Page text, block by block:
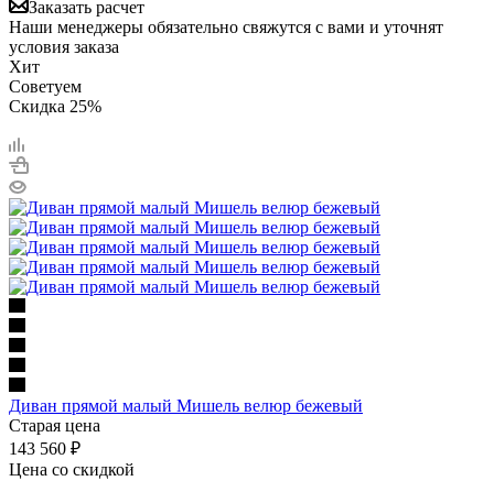
Заказать расчет
Наши менеджеры обязательно свяжутся с вами и уточнят
условия заказа
Хит
Советуем
Скидка 25%
Диван прямой малый Мишель велюр бежевый
Старая цена
143 560 ₽
Цена со скидкой